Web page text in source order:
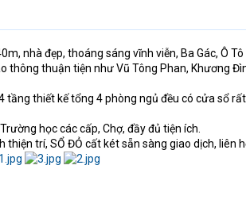
nhà đẹp, thoáng sáng vĩnh viễn, Ba Gác, Ô
thông thuận tiện như Vũ Tông Phan, Khương
tầng thiết kế tổng 4 phòng ngủ đều có cửa sổ
học các cấp, Chợ, đầy đủ tiện ích.
thiện trí, SỔ ĐỎ cất két sẵn sàng giao dịch, liên